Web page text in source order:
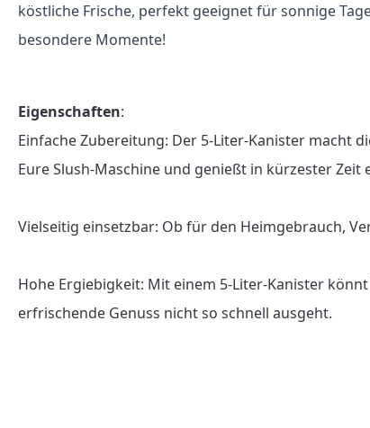
köstliche Frische, perfekt geeignet für sonnige
besondere Momente!
Eigenschaften:
Einfache Zubereitung: Der 5-Liter-Kanister macht
Eure Slush-Maschine und genießt in kürzester Zeit
Vielseitig einsetzbar: Ob für den Heimgebrauch,
Hohe Ergiebigkeit: Mit einem 5-Liter-Kanister
erfrischende Genuss nicht so schnell ausgeht.